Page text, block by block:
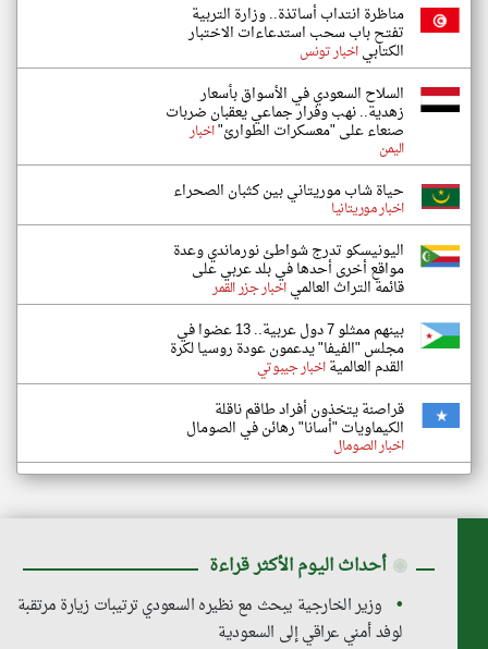
مناظرة انتداب أساتذة.. وزارة التربية
تفتح باب سحب استدعاءات الاختبار
الكتابياخبار تونس
السلاح السعودي في الأسواق بأسعار
زهدية.. نهب وفرار جماعي يعقبان ضربات
صنعاء على "معسكرات الطوارئ"اخبار
اليمن
حياة شاب موريتاني بين كثبان الصحراء
اخبار موريتانيا
اليونيسكو تدرج شواطئ نورماندي وعدة
مواقع أخرى أحدها في بلد عربي على
قائمة التراث العالمياخبار جزر القمر
بينهم ممثلو 7 دول عربية.. 13 عضوا في
مجلس "الفيفا" يدعمون عودة روسيا لكرة
القدم العالميةاخبار جيبوتي
قراصنة يتخذون أفراد طاقم ناقلة
الكيماويات "أسانا" رهائن في الصومال
اخبار الصومال
◉ أحداث اليوم الأكثر قراءة
وزير الخارجية يبحث مع نظيره السعودي ترتيبات زيارة مرتقبة
لوفد أمني عراقي إلى السعودية